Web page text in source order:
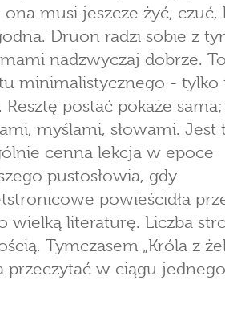
ona musi jeszcze żyć, czuć,
Druon radzi sobie z
nadzwyczaj dobrze.
minimalistycznego - tylko
Resztę postać pokaże
myślami, słowami. Jest
cenna lekcja w epoce
pustosłowia, gdy
powieścidła
wielką literaturę. Liczba
Tymczasem „Króla z
przeczytać w ciągu